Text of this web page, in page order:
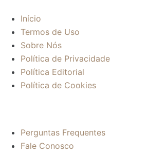
Início
Termos de Uso
Sobre Nós
Política de Privacidade
Política Editorial
Política de Cookies
Perguntas Frequentes
Fale Conosco